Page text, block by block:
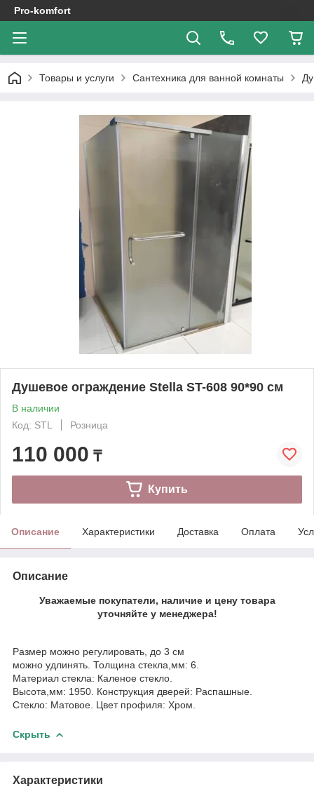
Pro-komfort
Товары и услуги Сантехника для ванной комнаты
Душевое ограждение Stella ST-608 90*90 см
В наличии
Код: STL
Розница
110 000 ₸
Купить
Описание Характеристики Доставка Оплата
Описание
Уважаемые покупатели, наличие и цену товара
уточняйте у менеджера!
Размер можно регулировать, до 3 см
можно удлинять. Толщина стекла,мм: 6.
Материал стекла: Каленое стекло.
Высота,мм: 1950. Конструкция дверей: Распашные.
Стекло: Матовое. Цвет профиля: Хром.
Скрыть
Характеристики